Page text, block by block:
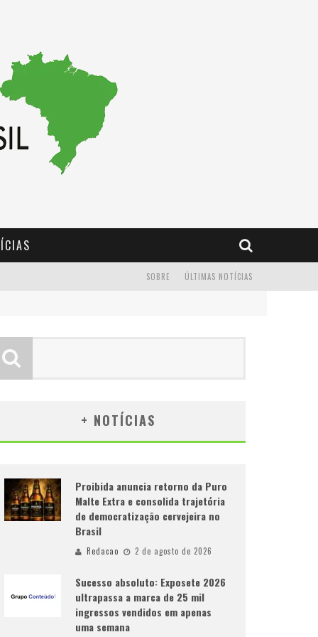
ÚLTIMAS NOTÍCIAS
SOBRE
+ NOTÍCIAS
Proibida anuncia retorno da Puro
Malte Extra e consolida trajetória
de democratização cervejeira no
Brasil
Redacao 2 de agosto de 2026
Sucesso absoluto: Exposete 2026
ultrapassa a marca de 25 mil
ingressos vendidos em apenas
uma semana